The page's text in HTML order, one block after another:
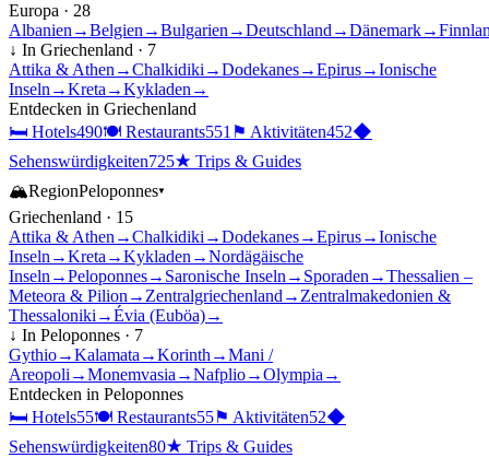
Europa · 28
Albanien →Belgien →Bulgarien →Deutschland →Dänemark→
↓ In Griechenland · 7
Attika & Athen →Chalkidiki →Dodekanes→Epirus→Ionische
Inseln →Kreta →Kykladen →
Entdecken in Griechenland
🛏 Hotels490🍽 Restaurants551 ⚑ Aktivitäten452◆
Sehenswürdigkeiten725★ Trips & Guides
🏔RegionPeloponnes▾
Griechenland · 15
Attika & Athen →Chalkidiki →Dodekanes→Epirus→Ionische
Inseln →Kreta →Kykladen →Nordägäische
Inseln →Peloponnes→ Saronische Inseln → Sporaden →Thessalien –
Meteora & Pilion → Zentralgriechenland → Zentralmakedonien &
Thessaloniki →Évia (Euböa)→
↓ In Peloponnes · 7
Gythio→Kalamata →Korinth →Mani /
Areopoli →Monemvasia →Nafplio→Olympia →
Entdecken in Peloponnes
🛏 Hotels55🍽 Restaurants55⚑ Aktivitäten52◆
Sehenswürdigkeiten80★ Trips & Guides